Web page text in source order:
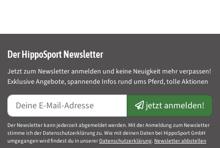
Gleichzeitig wirkt die Salbengrundlage desinfizierend und reinigend.
enthältDr. Henle's Maukovet-Löser
Dr. Henle's Maukovet-Löserentfernt Krusten äußerst zuverlässig und
stabilisiert so die gesunde Flora der Haut. So werden Sie Borken und
Krusten los, ohne lästige Umschläge!
Nach dem Lösen der Krusten eignet sich
Dr. Henle's Maukovet-Pflege
ideal zur Pflege der Haut.
Alle Bestandteile sind in Apothekenqualität. Das Produkt sollte
täglich auf betroffene Stellen aufgetragen und eingerieben werden.
Der HippoSport Newsletter
Jetzt zum Newsletter anmelden und keine Neuigkeit mehr verpassen!
Exklusive Angebote, spannende Infos rund ums Pferd, tolle Aktionen
jetzt anmelden!
Der Newsletter kann jederzeit abgemeldet werden. Mit der Anmeldung zum Newsletter
stimme ich der Datenschutzerklärung zu. Wie mit deinen Daten bei HippoSport GmbH
umgegangen wird findest du in unserer Datenschutzerklärung. Newsletter abbstellen